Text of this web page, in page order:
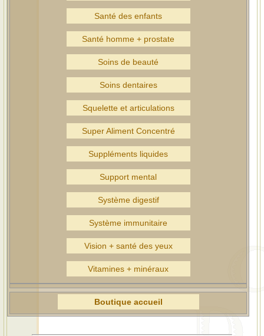
Santé des enfants
Santé homme + prostate
Soins de beauté
Soins dentaires
Squelette et articulations
Super Aliment Concentré
Suppléments liquides
Support mental
Système digestif
Système immunitaire
Vision + santé des yeux
Vitamines + minéraux
Boutique accueil